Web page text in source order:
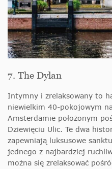
7. The Dylan
Intymny i zrelaksowany to
niewielkim 40-pokojowym
Amsterdamie położonym
Dziewięciu Ulic. Te dwa
zapewniają luksusowe
jednego z najbardziej
można się zrelaksować